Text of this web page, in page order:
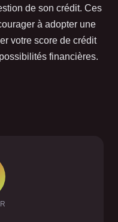
de son crédit. Ces
à adopter une
votre score de crédit
financières.